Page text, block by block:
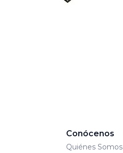
Conócenos
Quiénes Somos